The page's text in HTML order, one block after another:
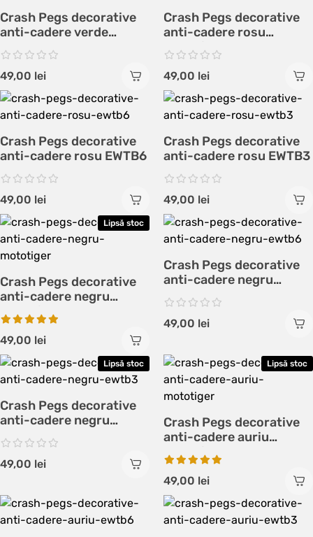
Crash Pegs decorative
anti-cadere verde
EWTB6
49,00 lei
Crash Pegs decorative
anti-cadere rosu
MotoTiger
49,00 lei
Crash Pegs decorative
anti-cadere rosu EWTB6
49,00 lei
Crash Pegs decorative
anti-cadere rosu EWTB3
49,00 lei
Lipsă stoc
Crash Pegs decorative
anti-cadere negru
MotoTiger
49,00 lei
Crash Pegs decorative
anti-cadere negru
EWTB6
49,00 lei
Lipsă stoc
Crash Pegs decorative
anti-cadere negru
EWTB3
49,00 lei
Lipsă stoc
Crash Pegs decorative
anti-cadere auriu
MotoTiger
49,00 lei